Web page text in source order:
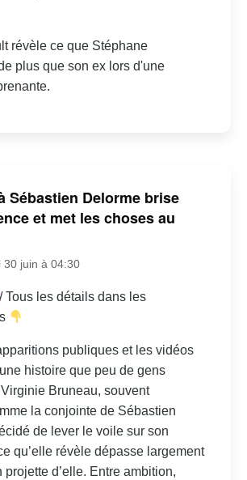
révèle ce que Stéphane
plus que son ex lors d'une
Sébastien Delorme brise
et met les choses au
30 juin à 04:30
/ Tous les détails dans les
publiques et les vidéos
histoire que peu de gens
Bruneau, souvent
la conjointe de Sébastien
de lever le voile sur son
qu’elle révèle dépasse largement
projette d’elle. Entre ambition,